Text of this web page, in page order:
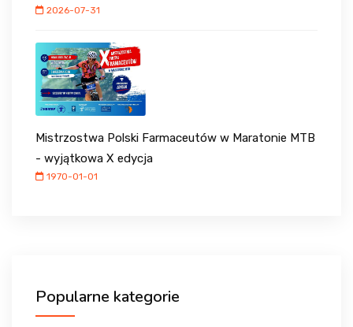
2026-07-31
Mistrzostwa Polski Farmaceutów w Maratonie MTB
- wyjątkowa X edycja
1970-01-01
Popularne kategorie